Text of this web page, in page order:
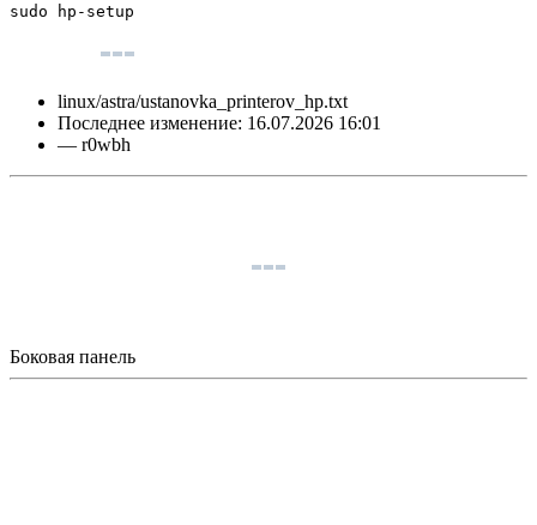
sudo hp-setup
linux/astra/ustanovka_printerov_hp.txt
Последнее изменение: 16.07.2026 16:01
— r0wbh
Боковая панель